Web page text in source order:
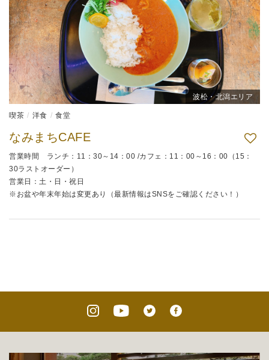
波松・北潟エリア
喫茶 洋食 食堂
なみまちCAFE
営業時間 ランチ：11：30～14：00 /カフェ：11：00～16：00（15：
30ラストオーダー）
営業日：土・日・祝日
※お盆や年末年始は変更あり（最新情報はSNSをご確認ください！）